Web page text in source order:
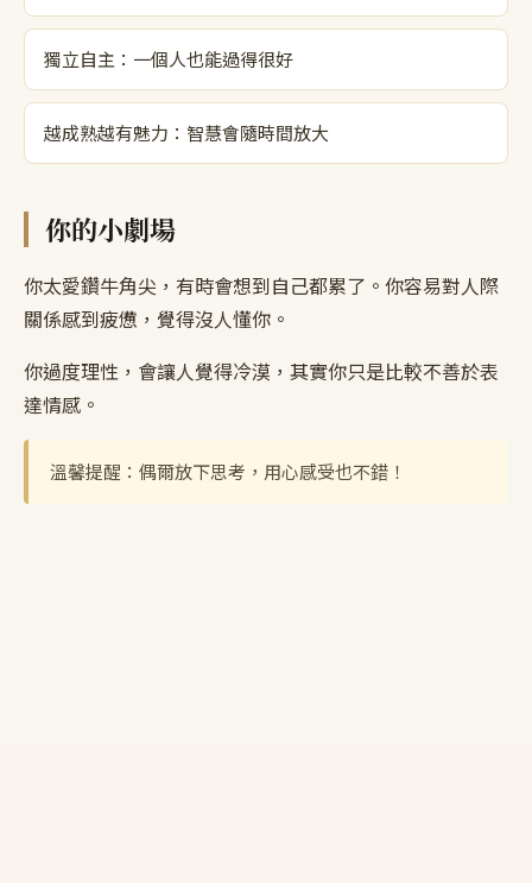
獨立自主：一個人也能過得很好
越成熟越有魅力：智慧會隨時間放大
你的小劇場
你太愛鑽牛角尖，有時會想到自己都累了。你容易對人際
關係感到疲憊，覺得沒人懂你。
你過度理性，會讓人覺得冷漠，其實你只是比較不善於表
達情感。
溫馨提醒：偶爾放下思考，用心感受也不錯！